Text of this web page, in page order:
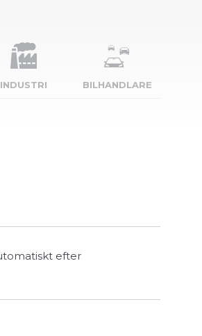
INDUSTRI BILHANDLARE